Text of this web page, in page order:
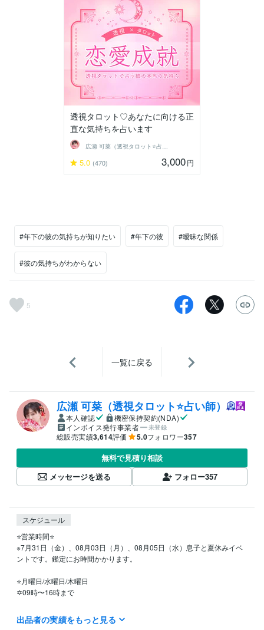
透視タロット♡あなたに向ける正
直な気持ちを占います
広瀬 可菜（透視タロット⭐占い師）
5.0 (470) 3,000円
#年下の彼の気持ちが知りたい #年下の彼 #曖昧な関係
#彼の気持ちがわからない
5
一覧に戻る
広瀬 可菜（透視タロット⭐占い師）
本人確認
機密保持契約(NDA)
インボイス発行事業者
未登録
総販売実績3,614評価 5.0フォロワー357
無料で見積り相談
メッセージを送る
フォロー357
スケジュール
⭐️営業時間⭐
※7月31日（金）、08月03日（月）、08月05日（水）息子と夏休みイベ
ントです。鑑定にお時間かかります。
⭐️月曜日/水曜日/木曜日
✡09時〜16時まで
⭐️火曜日/金曜日
✡09時〜15時まで
出品者の実績をもっと見る